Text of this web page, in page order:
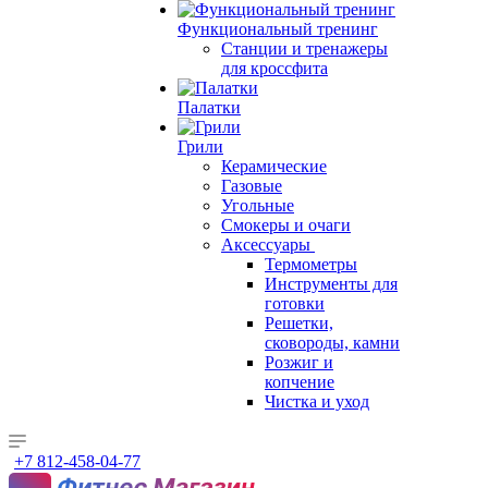
Функциональный тренинг
Станции и тренажеры
для кроссфита
Палатки
Грили
Керамические
Газовые
Угольные
Смокеры и очаги
Аксессуары
Термометры
Инструменты для
готовки
Решетки,
сковороды, камни
Розжиг и
копчение
Чистка и уход
+7 812-458-04-77